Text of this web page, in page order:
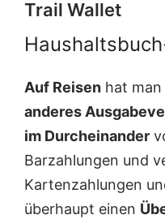
Trail Wallet
Auf Reisen hat man
anderes
im Durcheinander
Barzahlungen und
Kartenzahlungen
überhaupt einen